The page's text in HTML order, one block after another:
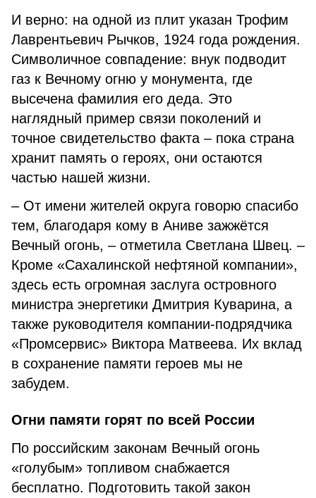
И верно: на одной из плит указан Трофим
Лаврентьевич Рычков, 1924 года рождения.
Символичное совпадение: внук подводит
газ к Вечному огню у монумента, где
высечена фамилия его деда. Это
наглядный пример связи поколений и
точное свидетельство факта – пока страна
хранит память о героях, они остаются
частью нашей жизни.
– От имени жителей округа говорю спасибо
тем, благодаря кому в Аниве зажжётся
Вечный огонь, – отметила Светлана Швец. –
Кроме «Сахалинской нефтяной компании»,
здесь есть огромная заслуга островного
министра энергетики Дмитрия Куварина, а
также руководителя компании-подрядчика
«Промсервис» Виктора Матвеева. Их вклад
в сохранение памяти героев мы не
забудем.
Огни памяти горят по всей России
По российским законам Вечный огонь
«голубым» топливом снабжается
бесплатно. Подготовить такой закон